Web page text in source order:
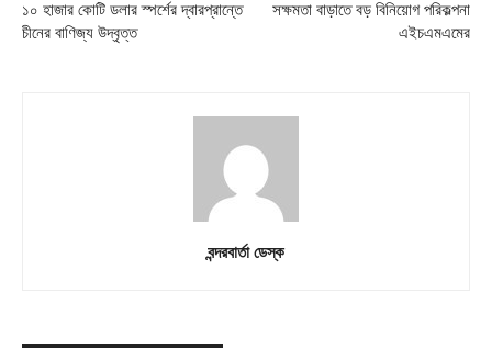
১০ হাজার কোটি ডলার স্পর্শের দ্বারপ্রান্তে
চীনের বাণিজ্য উদ্বৃত্ত
সক্ষমতা বাড়াতে বড় বিনিয়োগ পরিকল্পনা
এইচএমএমের
বন্দরবার্তা ডেস্ক